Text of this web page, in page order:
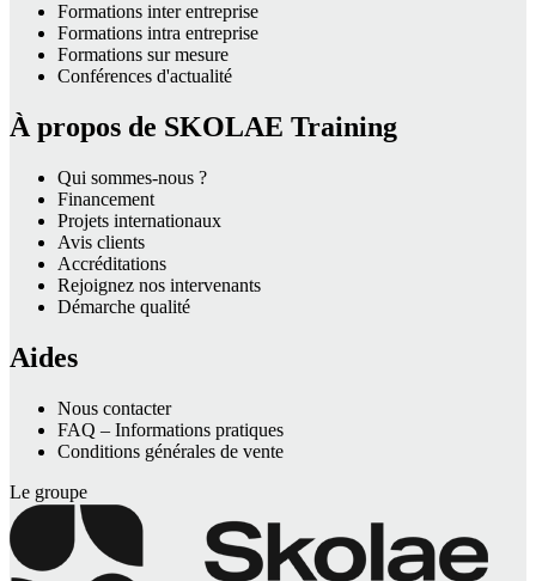
Formations inter entreprise
Formations intra entreprise
Formations sur mesure
Conférences d'actualité
À propos de SKOLAE Training
Qui sommes-nous ?
Financement
Projets internationaux
Avis clients
Accréditations
Rejoignez nos intervenants
Démarche qualité
Aides
Nous contacter
FAQ – Informations pratiques
Conditions générales de vente
Le groupe